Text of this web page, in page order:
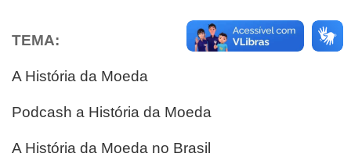
TEMA:
A História da Moeda
Podcash a História da Moeda
A História da Moeda no Brasil